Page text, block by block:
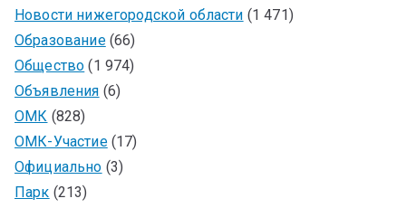
Новости нижегородской области (1 471)
Образование(66)
Общество (1 974)
Объявления (6)
ОМК (828)
ОМК-Участие(17)
Официально (3)
Парк (213)